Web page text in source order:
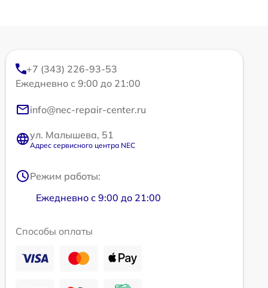
+7 (343) 226-93-53
Ежедневно с 9:00 до 21:00
info@nec-repair-center.ru
ул. Малышева, 51
Адрес сервисного центра NEC
Режим работы:
Ежедневно с 9:00 до 21:00
Способы оплаты